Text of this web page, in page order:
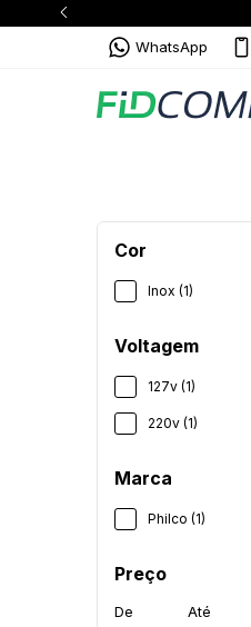
WhatsApp
Cor
Inox (1)
Voltagem
127v (1)
220v (1)
Marca
Philco (1)
Preço
De Até